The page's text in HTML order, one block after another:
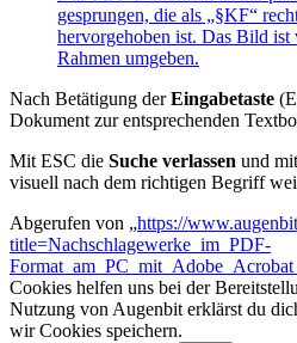
Nach Betätigung derEingabetaste
Dokument zur entsprechenden
Mit ESC die Suche verlassen und
visuell nach dem richtigen Begriff
Abgerufen von „https://
title=Nachschlagewerke_im_PDF-
Cookies helfen uns bei der
Nutzung von Augenbit erklärst du
wir Cookies speichern.